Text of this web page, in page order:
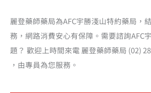
麗登藥師藥局為AFC宇勝淺山特約藥局，
務，網路消費安心有保障。需要諮詢AFC
題？ 歡迎上時間來電 麗登藥師藥局 (02)
，由專員為您服務。